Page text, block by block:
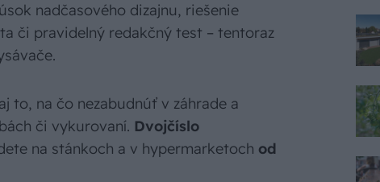
nadčasového dizajnu, riešenie
či pravidelný redakčný test – tentoraz
to, na čo nezabudnúť v záhrade a
či vykurovaní. Dvojčíslo
na stánkoch a v hypermarketoch od